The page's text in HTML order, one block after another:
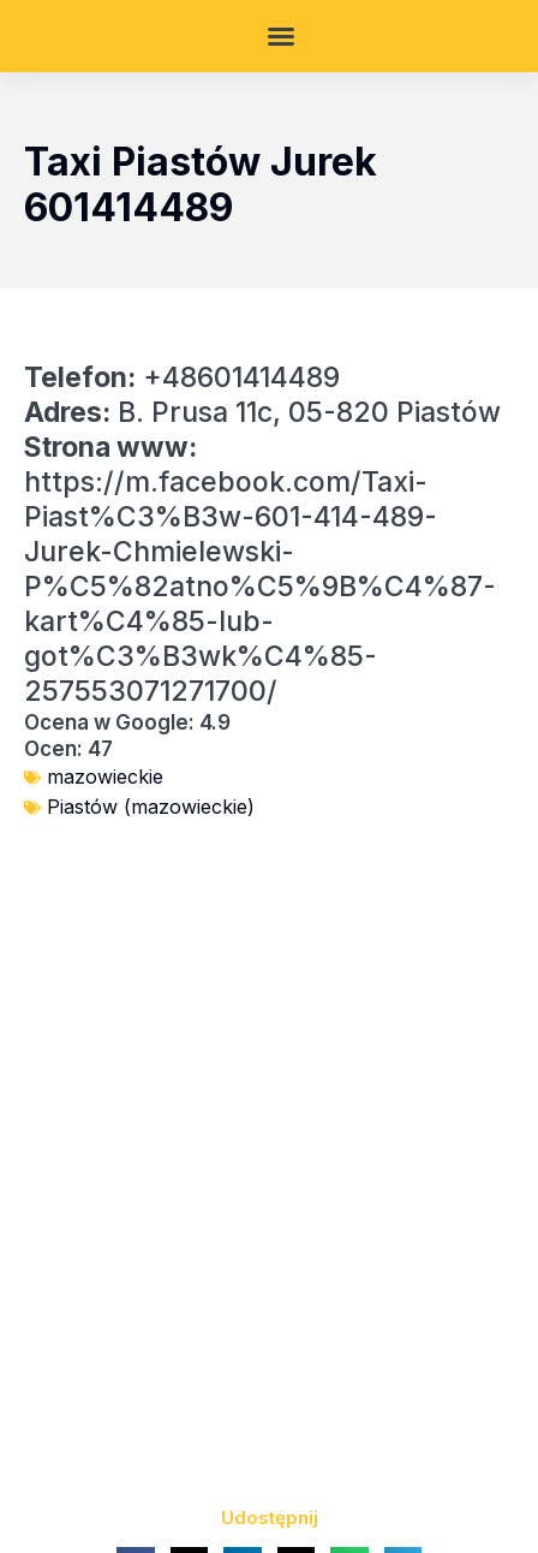
Taxi Piastów Jurek
601414489
Telefon: +48601414489
Adres: B. Prusa 11c, 05-820 Piastów
Strona www:
https://m.facebook.com/Taxi-
Piast%C3%B3w-601-414-489-
Jurek-Chmielewski-
P%C5%82atno%C5%9B%C4%87-
kart%C4%85-lub-
got%C3%B3wk%C4%85-
257553071271700/
Ocena w Google: 4.9
Ocen: 47
mazowieckie
Piastów (mazowieckie)
Udostępnij